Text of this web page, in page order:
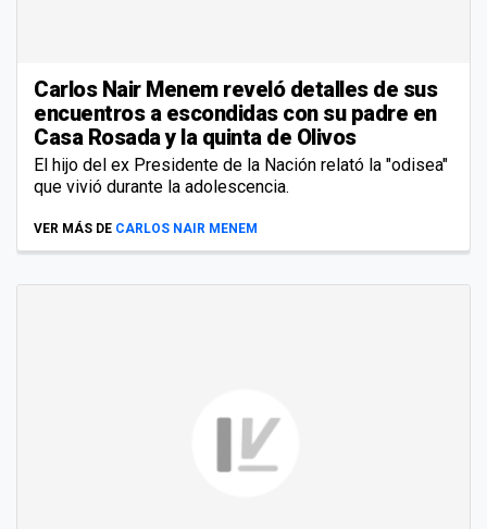
Carlos Nair Menem reveló detalles de sus
encuentros a escondidas con su padre en
Casa Rosada y la quinta de Olivos
El hijo del ex Presidente de la Nación relató la "odisea"
que vivió durante la adolescencia.
VER MÁS DE CARLOS NAIR MENEM